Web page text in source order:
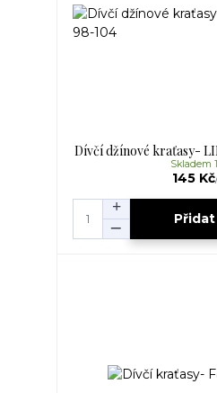
Dívčí džínové kraťasy-
145 Kč
Skladem